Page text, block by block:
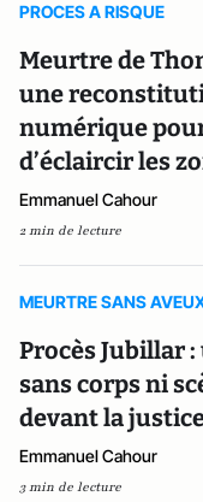
PROCES A RISQUE
Meurtre de
une
numérique
d’éclaircir les
Emmanuel Cahour
2 min de lecture
MEURTRE SANS
Procès Jubillar
sans corps ni
devant la
Emmanuel Cahour
3 min de lecture